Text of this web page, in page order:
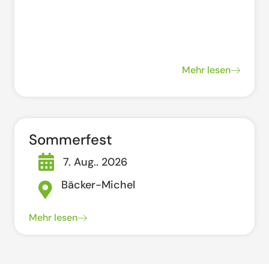
Mehr lesen
Sommerfest
7. Aug.. 2026
Bäcker-Michel
Mehr lesen